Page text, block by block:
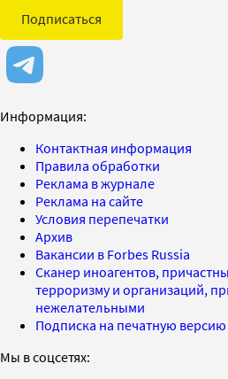
Подписаться
Информация:
Контактная информация
Правила обработки
Реклама в журнале
Реклама на сайте
Условия перепечатки
Архив
Вакансии в Forbes Russia
Сканер иноагентов,
терроризму и организаций,
нежелательными
Подписка на печатную
Мы в соцсетях: